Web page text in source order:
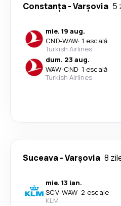
Constanța-Varşovia 5
mie. 19 aug.
CND-WAW· 1 escală
Turkish Airlines
dum. 23 aug.
WAW-CND· 1 escală
Turkish Airlines
Suceava-Varşovia 8
mie. 13 ian.
SCV-WAW· 2 escale
KLM